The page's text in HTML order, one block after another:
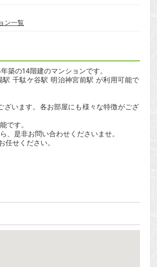
ン一覧
築の14階建のマンションです。
千駄ケ谷駅 明治神宮前駅 が利用可能で
います。各お部屋にも様々な特徴がござ
です。
、是非お問い合わせくださいませ。
せください。